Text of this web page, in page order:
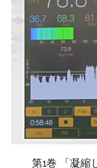
第1巻 「凝縮し